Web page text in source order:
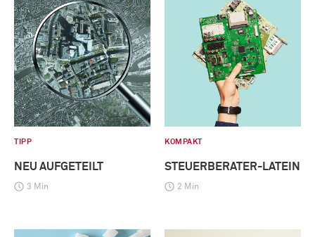
TIPP
NEU AUFGETEILT
3 Min
KOMPAKT
STEUERBERATER-LATEIN
2 Min